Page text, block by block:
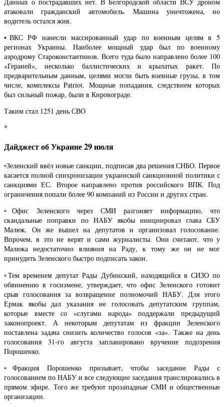
атаковали гражданский автомобиль. Машина уничтожена, но
водитель остался жив.
▪️ВКС РФ нанесли массированный удар по военным целям в 5
регионах Украины. Наиболее мощный удар был по военному
аэродрому Староконстантинов. Всего туда было направлено более 100
«Гераней», несколько баллистических и крылатых ракет. По
предварительным данным, целями могли быть военные грузы, в том
числе, комплексы Patriot. Мощные попадания, следствием которых
был сильный пожар, были в Кировограде.
Таким стал 1251 день СВО
*
Дайджест об Украине 29 июля
▫️Зеленский ввёл новые санкции, подписав два решения СНБО. Первое
касается полной синхронизации украинской санкционной политики с
санкциями ЕС. Второе направлено против российского ВПК. Под
ограничения попали более 90 компаний из России и других стран.
▫️Офис Зеленского через СМИ разгоняет информацию, что
скандальные поправки по НАБУ якобы инициировал глава СБУ
Малюк. Он же вышел на депутатов и организовал голосование.
Впрочем, в это не верят и сами журналисты. Они считают, что у
Малюка недостаточно влияния на Раду, к тому же он не мог
принудить Зеленского быстро подписать закон.
▫️Тем временем депутат Рады Дубинский, находящийся в СИЗО по
обвинению в госизмене, утверждает, что офис Зеленского готовит
срыв голосования за возвращение полномочий НАБУ. Для этого
Ермак якобы дал указания не голосовать депутатским группам,
которые вместе со «слугами народа» поддержали предыдущий
законопроект. А некоторым депутатам из фракции Зеленского
поставлена задача снизить количество голосов «за». Также на день
голосования 31-го августа запланировано вручение подозрения
Порошенко.
▫️Фракция Порошенко призывает, чтобы заседание Рады с
голосованием по НАБУ и все следующие заседания транслировались в
прямом эфире. Того же требуют прозападные СМИ и общественные
организации.